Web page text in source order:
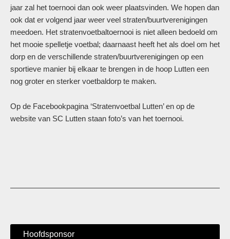
jaar zal het toernooi dan ook weer plaatsvinden. We hopen dan
ook dat er volgend jaar weer veel straten/buurtverenigingen
meedoen. Het stratenvoetbaltoernooi is niet alleen bedoeld om
het mooie spelletje voetbal; daarnaast heeft het als doel om het
dorp en de verschillende straten/buurtverenigingen op een
sportieve manier bij elkaar te brengen in de hoop Lutten een
nog groter en sterker voetbaldorp te maken.
Op de Facebookpagina ‘Stratenvoetbal Lutten’ en op de
website van SC Lutten staan foto’s van het toernooi.
Hoofdsponsor